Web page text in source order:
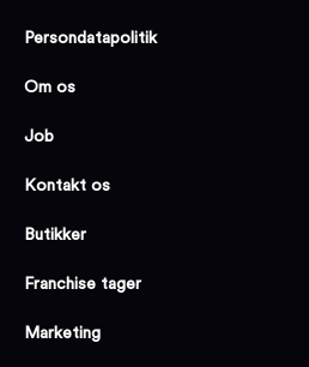
Persondatapolitik
Om os
Job
Kontakt os
Butikker
Franchise tager
Marketing